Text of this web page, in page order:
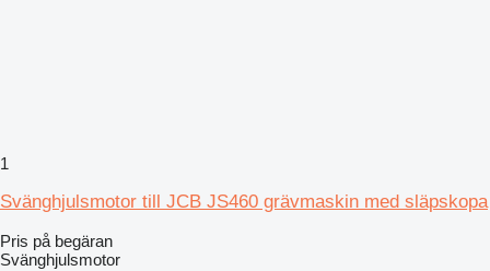
1
Svänghjulsmotor till JCB JS460 grävmaskin med släpskopa
Pris på begäran
Svänghjulsmotor